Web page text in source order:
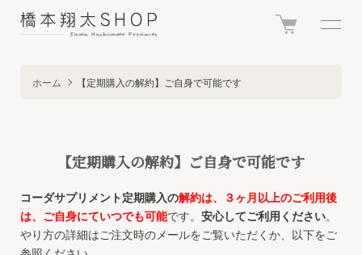
ホーム 【定期購入の解約】ご自身で可能です
【定期購入の解約】ご自身で可能です
コーダサプリメント定期購入の解約は、３ヶ月以上のご利用後
は、ご自身にていつでも可能です。 安心してご利用ください。
やり方の詳細はご注文時のメールをご覧いただくか、以下をご